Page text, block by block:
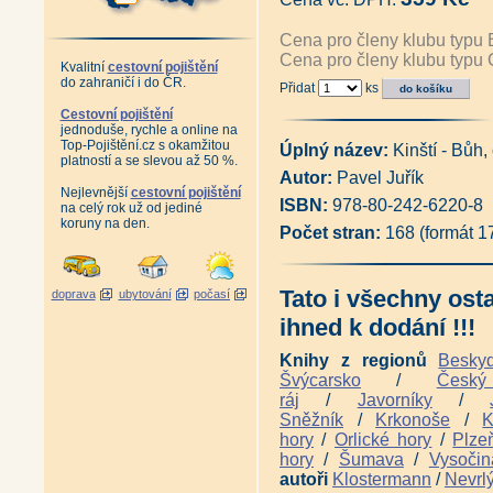
Kvalitní cestovní pojištění
do zahraničí i do ČR.
Cestovní pojištění
jednoduše, rychle a online na
Top-Pojištění.cz s okamžitou
platností a se slevou až 50 %.
Nejlevnější cestovní pojištění
na celý rok už od jediné
koruny na den.
doprava ubytování počasí
Antikvariát - Moravské
Antikvariát - Země Česká,
Antikvariát - Poklady
Antikvariát - Hrady a zámky v
Hrady a zámky České
Antikvariát - Exily a úkryty v
100 pohledů na Česko
Posvátná krajina - Eseje o
Jantarová stezka (Pavel
Krajiny domova (Václav
Vltava + CD (Ivan Matějka)|
Antikvariát - Za časů
Louky - Dobrodružství
Antikvariát - Přírodní klenoty
Pocta české krajinomalbě
Před lesem pokleknu
Pěší vandr po lesích a lidech
Koruna Česka - Průvodce
Naše hory (Martin Čihař)|
Antikvariát - Ze světa našich
Jedinečné krajiny České
Antikvariát - Česká krajina
Jan Šmíd - Photography (Jan
Hrady a zámky z výšky
Skvosty hradů (Petr David,
Česko z letadla (Dan Materna)
Cena pro členy klubu typu
Cena pro členy klubu typu
Přidat ks
Úplný název: Kinští -
Autor: Pavel Juřík
ISBN: 978-80-242-6220-8
Počet stran: 168 (formát
Tato i všechny
ihned k dodání !!!
Knihy z regionů
Švýcarsko /
ráj / Javorníky/
Sněžník / Krkonoše /
hory / Orlické hory /
hory / Šumava /
autoři Klostermann /